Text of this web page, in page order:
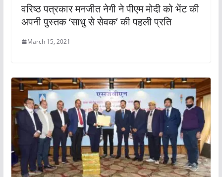
वरिष्ठ पत्रकार मनजीत नेगी ने पीएम मोदी को भेंट की
अपनी पुस्तक ‘साधु से सेवक’ की पहली प्रति
March 15, 2021